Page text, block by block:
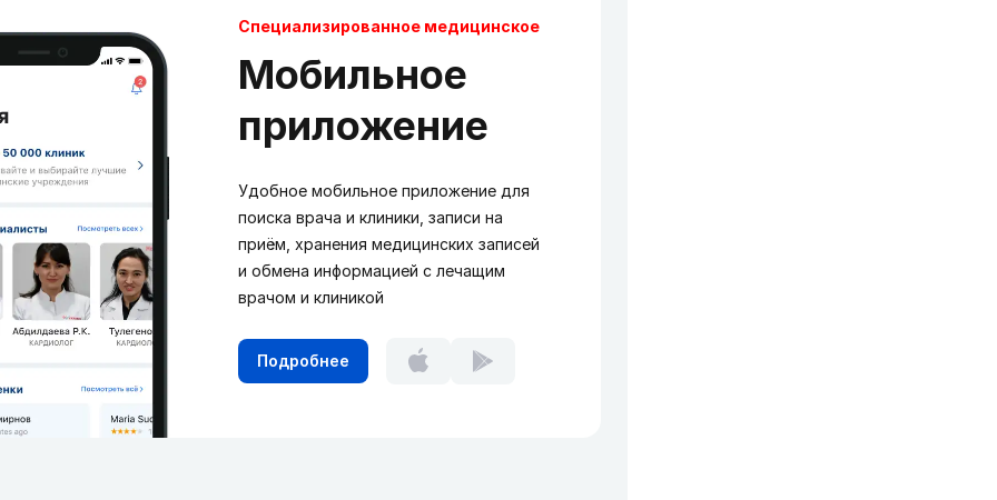
Cпециализированное медицинское
Мобильное
приложение
Удобное мобильное приложение для
поиска врача и клиники, записи на
приём, хранения медицинских записей
и обмена информацией с лечащим
врачом и клиникой
Подробнее